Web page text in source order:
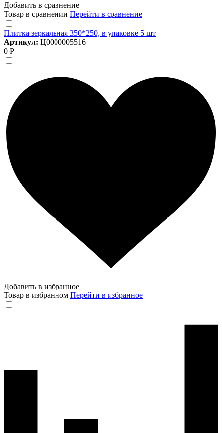
Добавить в сравнение
Товар в сравнении Перейти в сравнение
Плитка зеркальная 350*250, в упаковке 5 шт
Артикул: Ц0000005516
0 Р
Добавить в избранное
Товар в избранном Перейти в избранное